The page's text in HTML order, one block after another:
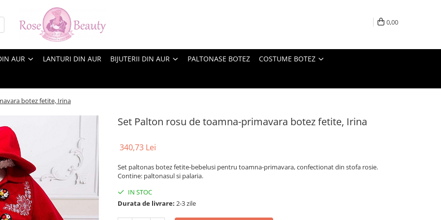
0,00
AUR LANTURI DIN AUR BIJUTERII DIN AUR PALTONASE BOTEZ COSTUME BOTEZ
botez fetite, Irina
Set Palton rosu de toamna-primavara botez fetite, Irina
340,73 Lei
Set paltonas botez fetite-bebelusi pentru toamna-primavara, confectionat din stofa rosie.
Contine: paltonasul si palaria.
IN STOC
Durata de livrare: 2-3 zile